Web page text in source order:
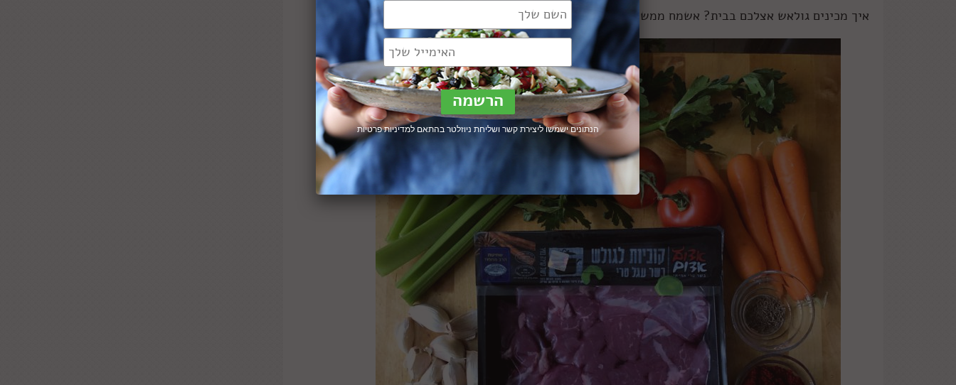
איך מכינים גולאש אצלכם בבית? אשמח ממש לשמוע בתגובות =]
הנתונים ישמשו ליצירת קשר ושליחת ניוזלטר בהתאם למדיניות פרטיות